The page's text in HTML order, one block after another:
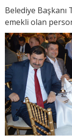
Belediye Başkanı
emekli olan